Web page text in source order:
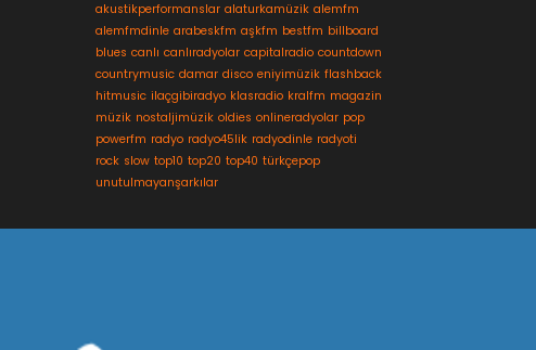
akustikperformanslar alaturkamüzik alemfm
alemfmdinle arabeskfm aşkfm bestfm billboard
blues canlı canlıradyolar capitalradio countdown
countrymusic damar disco eniyimüzik flashback
hitmusic ilaçgibiradyo klasradio kralfm magazin
müzik nostaljimüzik oldies onlineradyolar pop
powerfm radyo radyo45lik radyodinle radyoti
rock slow top10 top20 top40 türkçepop
unutulmayanşarkılar